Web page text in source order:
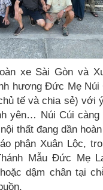
xe Sài Gòn và
hương Đức Mẹ Núi
tế và chia sẻ) với
yên… Núi Cúi càng
thất đang dần
phận Xuân Lộc,
Mẫu Đức Mẹ
dậm chân tại